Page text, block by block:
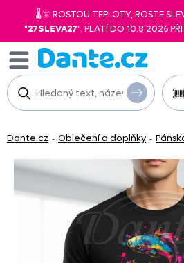
🌡️🌞 ROSTOU TEPLOTY, ROSTE
"27SLEVA27". PLATÍ DO 10.8.2026
Dante.cz - Oblečení a doplňky -